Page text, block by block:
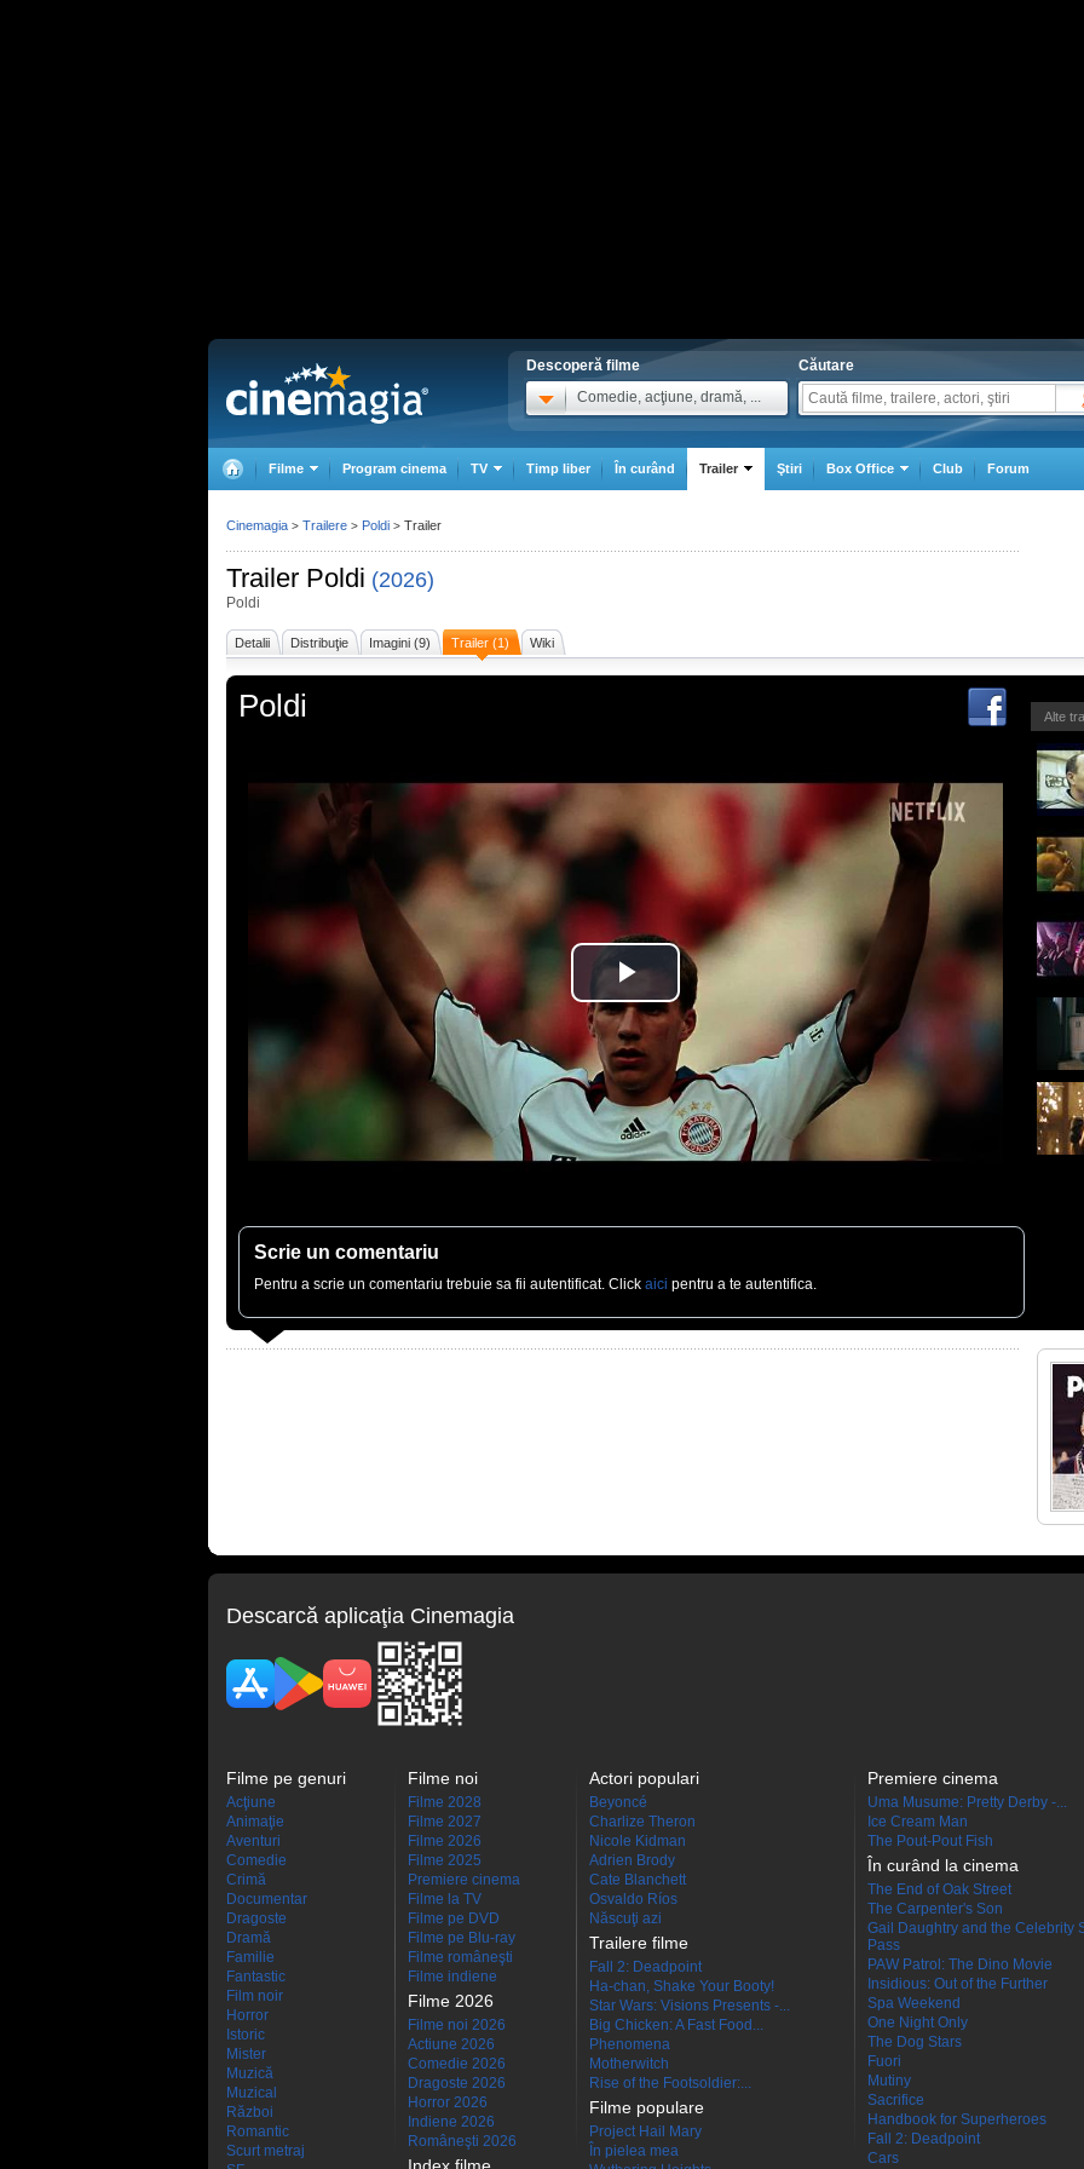
Descoperă filme
Comedie, acţiune, dramă, ...
Căutare
Filme Program cinema TV Timp liber În curând Trailer Ştiri Box Office Club Forum
Trailer Poldi (2026)
Poldi
Detalii Distribuţie Imagini (9) Trailer (1) Wiki
Poldi
Scrie un comentariu
Pentru a scrie un comentariu trebuie sa fii autentificat. Click aici pentru a te autentifica.
Alte
Cinemagia > Trailere > Poldi > Trailer
Descarcă aplicaţia Cinemagia
Filme pe genuri
Acţiune
Animaţie
Aventuri
Comedie
Crimă
Documentar
Dragoste
Dramă
Familie
Fantastic
Film noir
Horror
Istoric
Mister
Muzică
Muzical
Război
Romantic
Scurt metraj
Filme noi
Filme 2028
Filme 2027
Filme 2026
Filme 2025
Premiere cinema
Filme la TV
Filme pe DVD
Filme pe Blu-ray
Filme româneşti
Filme indiene
Filme 2026
Filme noi 2026
Actiune 2026
Comedie 2026
Dragoste 2026
Horror 2026
Indiene 2026
Româneşti 2026
Actori populari
Beyoncé
Charlize Theron
Nicole Kidman
Adrien Brody
Cate Blanchett
Osvaldo Ríos
Născuţi azi
Trailere filme
Fall 2: Deadpoint
Ha-chan, Shake Your Booty!
Star Wars: Visions Presents -...
Big Chicken: A Fast Food...
Phenomena
Motherwitch
Rise of the Footsoldier:...
Filme populare
Project Hail Mary
În pielea mea
Premiere cinema
Uma Musume: Pretty Derby -...
Ice Cream Man
The Pout-Pout Fish
În curând la cinema
The End of Oak Street
The Carpenter's Son
Gail Daughtry and the Celebrity
Pass
PAW Patrol: The Dino Movie
Insidious: Out of the Further
Spa Weekend
One Night Only
The Dog Stars
Fuori
Mutiny
Sacrifice
Handbook for Superheroes
Fall 2: Deadpoint
Cars